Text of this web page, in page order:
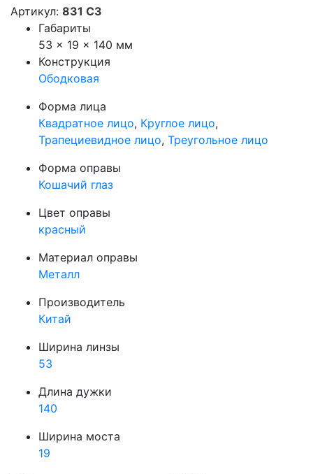
Артикул: 831 С3
Габариты
53 × 19 × 140 мм
Конструкция
Ободковая
Форма лица
Квадратное лицо, Круглое лицо,
Трапециевидное лицо, Треугольное лицо
Форма оправы
Кошачий глаз
Цвет оправы
красный
Материал оправы
Металл
Производитель
Китай
Ширина линзы
53
Длина дужки
140
Ширина моста
19